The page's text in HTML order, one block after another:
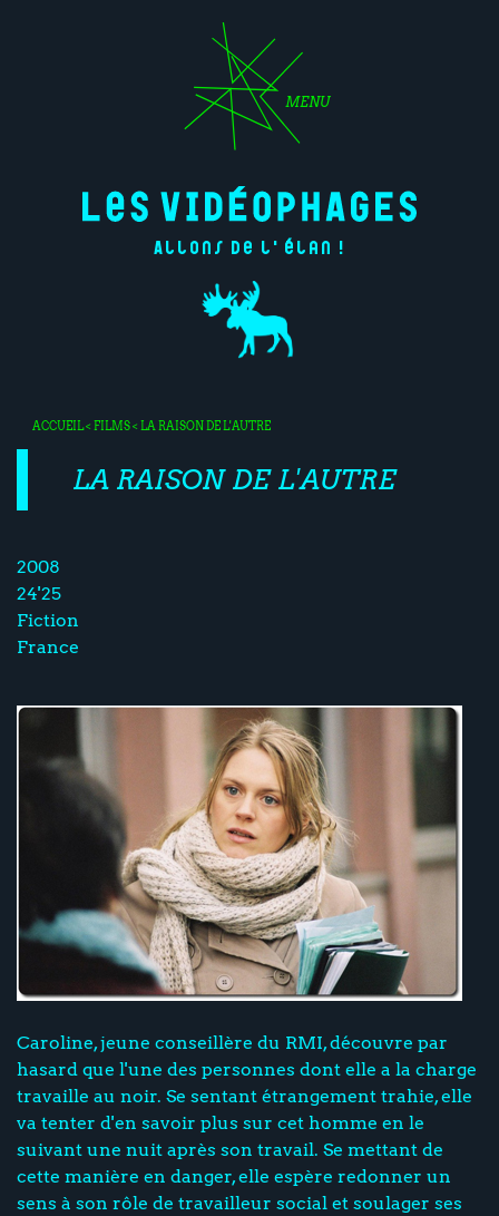
MENU
Allons de l'élan !
ACCUEIL< FILMS< LA RAISON DE L'AUTRE
LA RAISON DE L'AUTRE
2008
24'25
Fiction
France
Caroline, jeune conseillère du RMI, découvre par
hasard que l'une des personnes dont elle a la charge
travaille au noir. Se sentant étrangement trahie, elle
va tenter d'en savoir plus sur cet homme en le
suivant une nuit après son travail. Se mettant de
cette manière en danger, elle espère redonner un
sens à son rôle de travailleur social et soulager ses